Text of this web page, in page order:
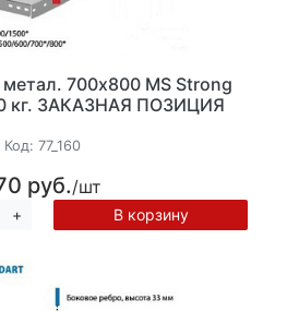
700х800 MS Strong
кг. ЗАКАЗНАЯ ПОЗИЦИЯ
Код: 77_160
руб./шт
+ В корзину